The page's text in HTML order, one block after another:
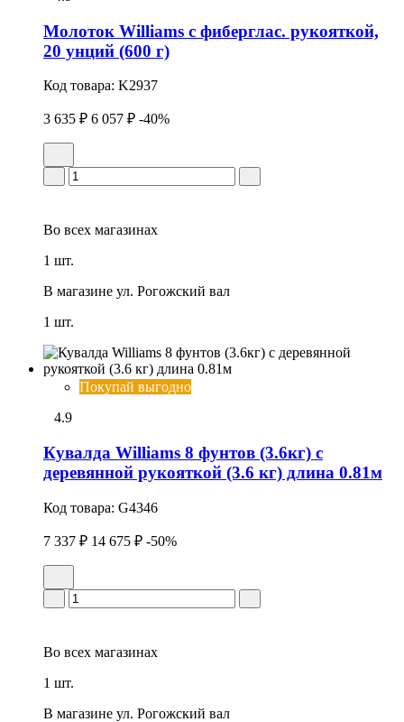
Молоток Williams с фиберглас. рукояткой,
20 унций (600 г)
Код товара: K2937
3 635 ₽ 6 057 ₽ -40%
Во всех магазинах
1 шт.
В магазине ул. Рогожский вал
1 шт.
Покупай выгодно
4.9
Кувалда Williams 8 фунтов (3.6кг) с
деревянной рукояткой (3.6 кг) длина 0.81м
Код товара: G4346
7 337 ₽ 14 675 ₽ -50%
Во всех магазинах
1 шт.
В магазине ул. Рогожский вал